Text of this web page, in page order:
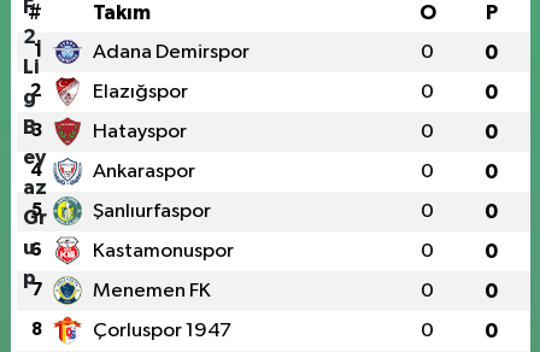
# Takım O P
1 Adana Demirspor 0 0
2 Elazığspor 0 0
3 Hatayspor 0 0
4 Ankaraspor 0 0
5 Şanlıurfaspor 0 0
6 Kastamonuspor 0 0
7 Menemen FK 0 0
8 Çorluspor 1947 0 0